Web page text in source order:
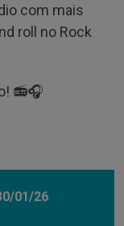
com mais
roll no Rock
📻🎧
01/26